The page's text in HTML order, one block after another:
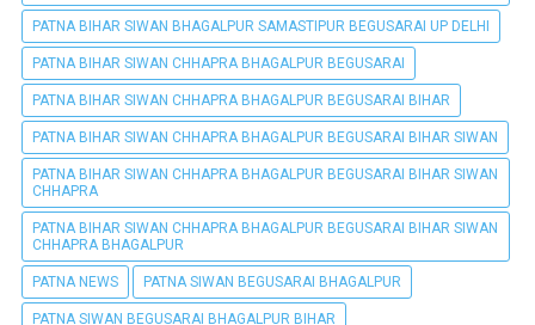
PATNA BIHAR SIWAN BHAGALPUR SAMASTIPUR BEGUSARAI UP DELHI
PATNA BIHAR SIWAN CHHAPRA BHAGALPUR BEGUSARAI
PATNA BIHAR SIWAN CHHAPRA BHAGALPUR BEGUSARAI BIHAR
PATNA BIHAR SIWAN CHHAPRA BHAGALPUR BEGUSARAI BIHAR SIWAN
PATNA BIHAR SIWAN CHHAPRA BHAGALPUR BEGUSARAI BIHAR SIWAN
CHHAPRA
PATNA BIHAR SIWAN CHHAPRA BHAGALPUR BEGUSARAI BIHAR SIWAN
CHHAPRA BHAGALPUR
PATNA NEWS PATNA SIWAN BEGUSARAI BHAGALPUR
PATNA SIWAN BEGUSARAI BHAGALPUR BIHAR